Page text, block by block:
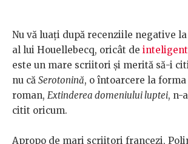
Nu vă luați după recenziile negative
al lui Houellebecq, oricât de
este un mare scriitori și merită să-i
nu că Serotonină, o întoarcere la
roman, Extinderea domeniului luptei, n-
citit oricum.
Apropo de mari scriitori francezi,